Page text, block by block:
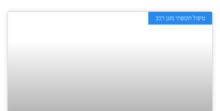
טיפול תקופתי מזגן רכב